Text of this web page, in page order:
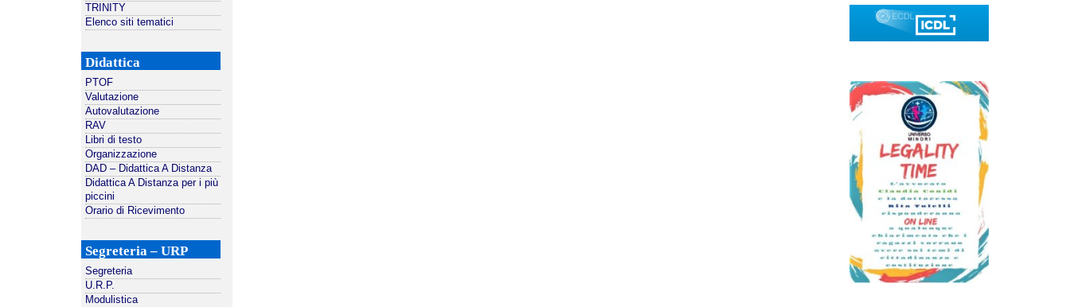
TRINITY
Elenco siti tematici
Didattica
PTOF
Valutazione
Autovalutazione
RAV
Libri di testo
Organizzazione
DAD – Didattica A Distanza
Didattica A Distanza per i più
piccini
Orario di Ricevimento
Segreteria – URP
Segreteria
U.R.P.
Modulistica